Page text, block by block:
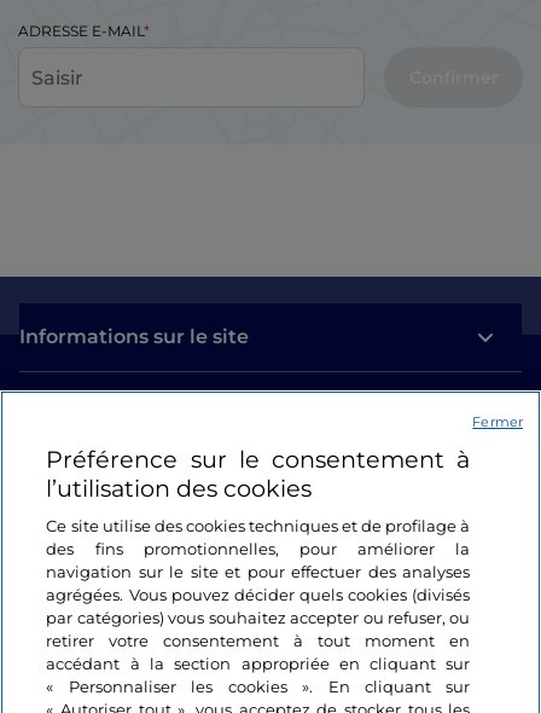
ADRESSE E-MAIL
Informations sur le site
Se connecter
Suivez-nous
Préférence sur le consentement à
l’utilisation des cookies
Ce site utilise des cookies techniques et de profilage à
des fins promotionnelles, pour améliorer la
navigation sur le site et pour effectuer des analyses
agrégées. Vous pouvez décider quels cookies (divisés
par catégories) vous souhaitez accepter ou refuser, ou
retirer votre consentement à tout moment en
accédant à la section appropriée en cliquant sur
« Personnaliser les cookies ». En cliquant sur
Fermer